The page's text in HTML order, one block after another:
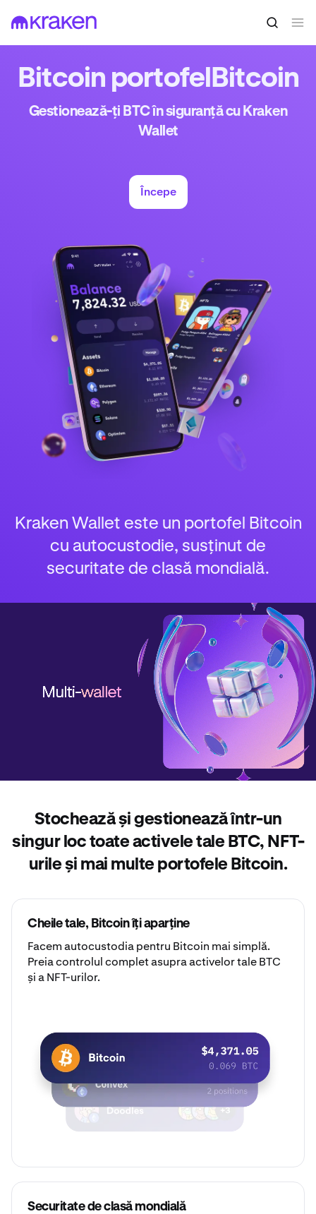
Bitcoin portofelBitcoin
Gestionează-ți BTC în siguranță cu Kraken
Wallet
Începe
Kraken Wallet este un portofel Bitcoin
cu autocustodie, susținut de
securitate de clasă mondială.
Stochează și gestionează într-un
singur loc toate activele tale BTC, NFT-
urile și mai multe portofele Bitcoin.
Cheile tale, Bitcoin îți aparține
Facemautocustodiapentru Bitcoin mai simplă.
Preia controlul complet asupra activelor tale BTC
și a NFT-urilor.
Securitate de clasă mondială